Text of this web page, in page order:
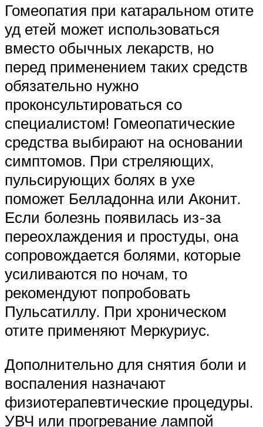
Гомеопатия при катаральном отите
уд етей может использоваться
вместо обычных лекарств, но
перед применением таких средств
обязательно нужно
проконсультироваться со
специалистом! Гомеопатические
средства выбирают на основании
симптомов. При стреляющих,
пульсирующих болях в ухе
поможет Белладонна или Аконит.
Если болезнь появилась из-за
переохлаждения и простуды, она
сопровождается болями, которые
усиливаются по ночам, то
рекомендуют попробовать
Пульсатиллу. При хроническом
отите применяют Меркуриус.
Дополнительно для снятия боли и
воспаления назначают
физиотерапевтические процедуры.
УВЧ или прогревание лампой